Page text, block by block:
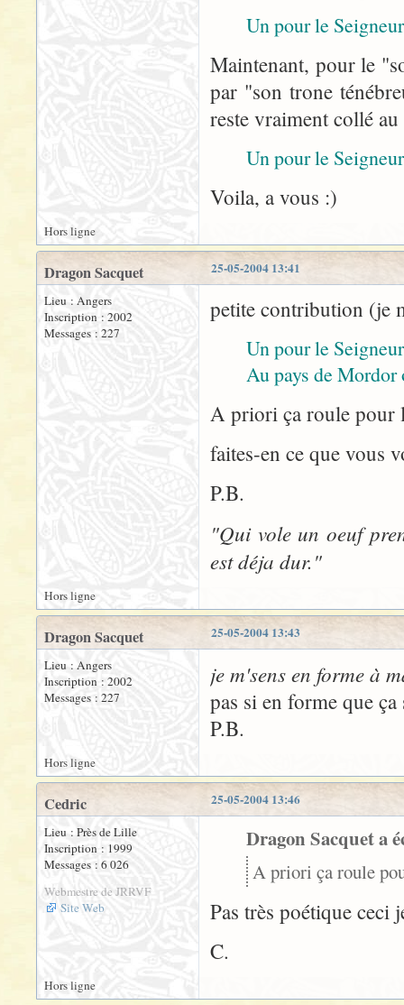
Un pour le
Maintenant, pour le
par "son trone
reste vraiment collé
Un pour le
Voila, a vous :)
Hors ligne
25-05-2004 13:41
Dragon Sacquet
Lieu : Angers
Inscription : 2002
Messages : 227
petite contribution (je
Un pour le
Au pays de Mordor
A priori ça roule pour
faites-en ce que vous
P.B.
"Qui vole un oeuf
est déja dur."
Hors ligne
25-05-2004 13:43
Dragon Sacquet
Lieu : Angers
Inscription : 2002
Messages : 227
je m'sens en forme à
pas si en forme que
P.B.
Hors ligne
25-05-2004 13:46
Cedric
Lieu : Près de Lille
Inscription : 1999
Messages : 6 026
Webmestre de JRRVF
Site Web
Dragon Sacquet a
A priori ça roule
Pas très poétique ceci
C.
Hors ligne